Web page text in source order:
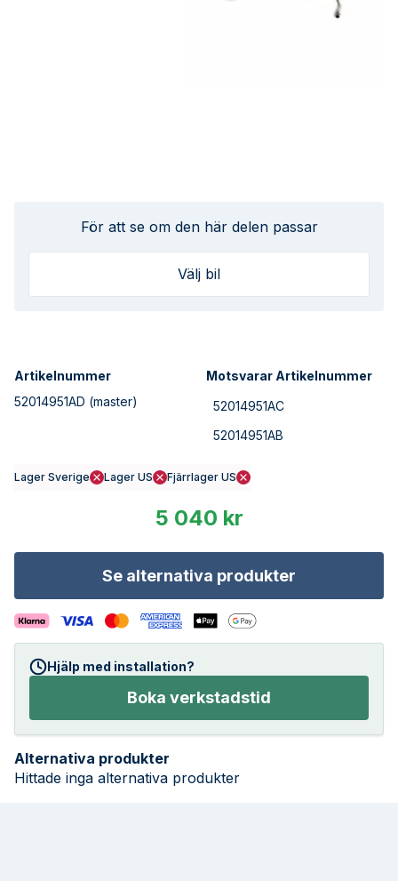
För att se om den här delen passar
Välj bil
Artikelnummer
52014951AD (master)
Motsvarar Artikelnummer
52014951AC
52014951AB
Lager Sverige Lager US Fjärrlager US
5 040 kr
Se alternativa produkter
Hjälp med installation?
Boka verkstadstid
Alternativa produkter
Hittade inga alternativa produkter